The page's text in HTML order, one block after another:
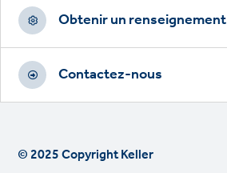
Obtenir un renseignement
Contactez-nous
© 2025 Copyright Keller